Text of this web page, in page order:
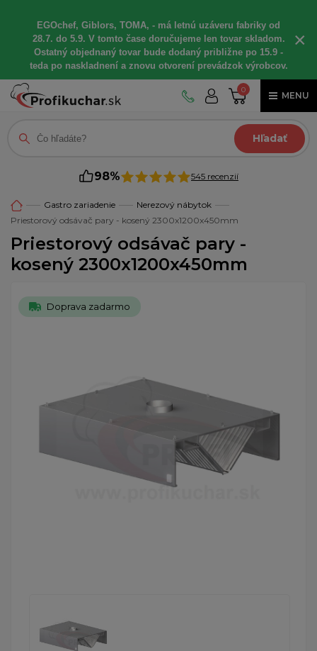
EGOchef, Giblors, TOMA, - má letnú uzáveru fabriky od
28.7. do 5.9. V tomto čase doručujeme len tovar skladom.
Ostatný objednaný tovar bude dodaný približne po 15.9 -
teda po naskladnení a znovu otvorení prevádzok výrobcov.
×
0
MENU
Hľadať
98% 545 recenzií
Gastro zariadenie
Nerezový nábytok
Priestorový odsávač pary - kosený 2300x1200x450mm
Priestorový odsávač pary -
kosený 2300x1200x450mm
Doprava zadarmo